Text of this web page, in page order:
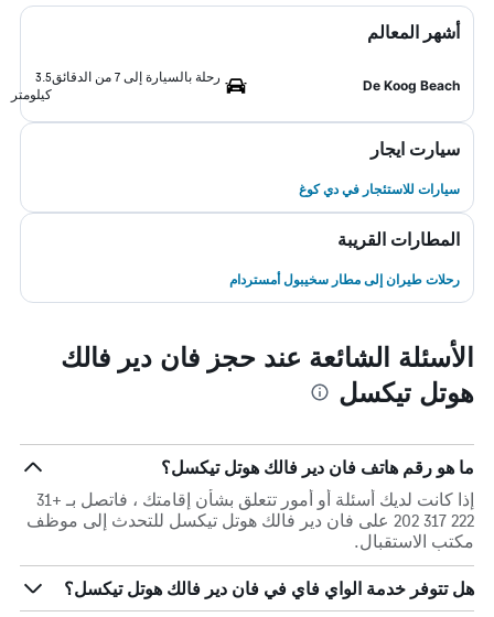
أشهر المعالم
De Koog Beach
رحلة بالسيارة إلى 7 من الدقائق
3.5
كيلومتر
سيارت ايجار
سيارات للاستئجار في دي كوغ
المطارات القريبة
رحلات طيران إلى مطار سخيبول أمستردام
الأسئلة الشائعة عند حجز فان دير فالك
هوتل تيكسل
ما هو رقم هاتف فان دير فالك هوتل تيكسل؟
إذا كانت لديك أسئلة أو أمور تتعلق بشأن إقامتك ، فاتصل بـ +31
222 317 202 على فان دير فالك هوتل تيكسل للتحدث إلى موظف
مكتب الاستقبال.
هل تتوفر خدمة الواي فاي في فان دير فالك هوتل تيكسل؟